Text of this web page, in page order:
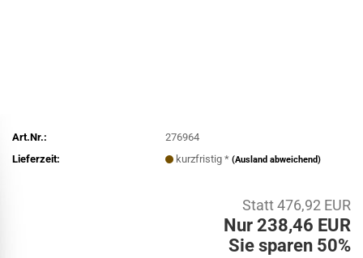
Art.Nr.:
276964
Lieferzeit:
kurzfristig *(Ausland abweichend)
Statt 476,92 EUR
Nur 238,46 EUR
Sie sparen 50%